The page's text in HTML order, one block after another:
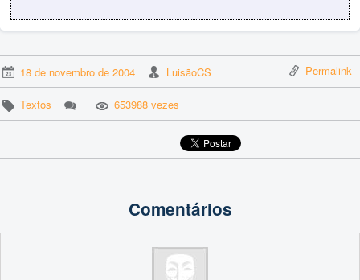
18 de novembro de 2004 LuisãoCS Permalink
Textos 653988 vezes
Comentários